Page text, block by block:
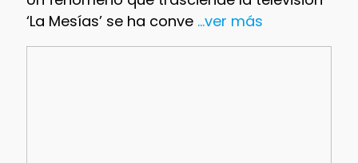
‘La Mesías’ se ha conve...ver más